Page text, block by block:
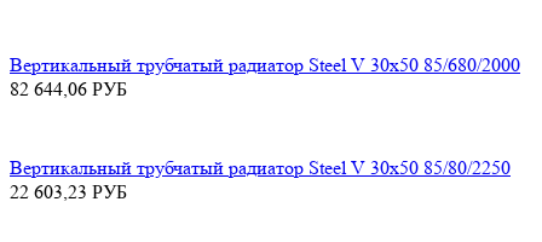
Вертикальный трубчатый радиатор Steel V 30х50 85/680/2000
82 644,06 РУБ
Вертикальный трубчатый радиатор Steel V 30х50 85/80/2250
22 603,23 РУБ